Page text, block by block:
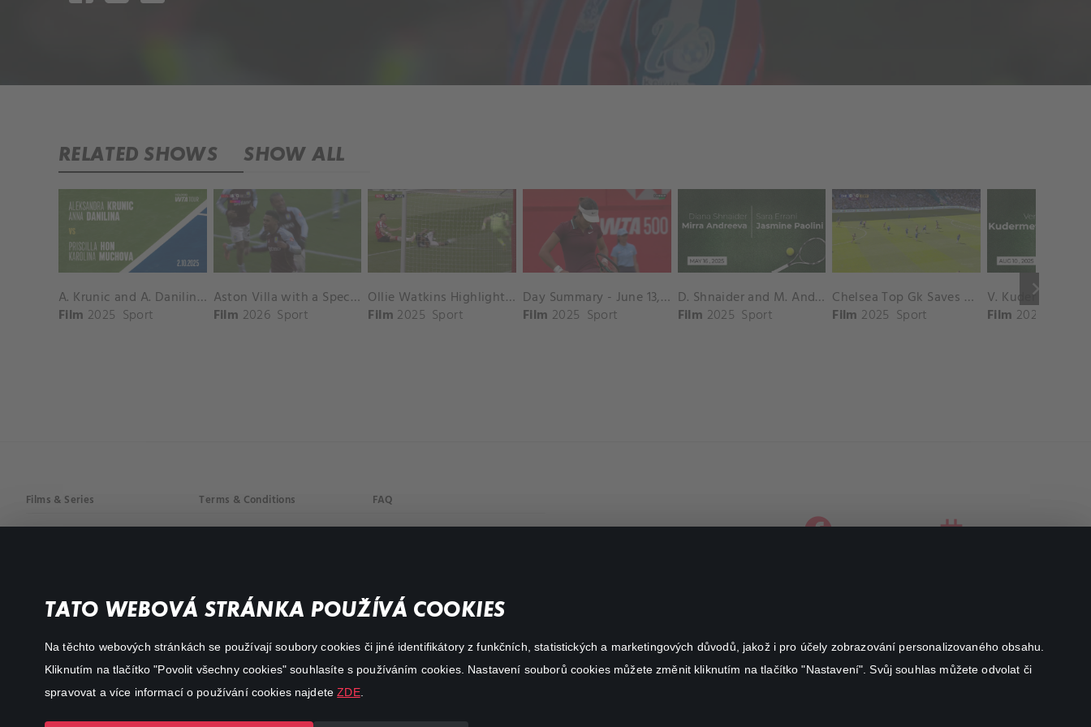
TATO WEBOVÁ STRÁNKA POUŽÍVÁ COOKIES
Na těchto webových stránkách se používají soubory cookies či jiné identifikátory z funkčních, statistických a marketingových důvodů, jakož i pro účely zobrazování personalizovaného obsahu.
Kliknutím na tlačítko "Povolit všechny cookies" souhlasíte s používáním cookies. Nastavení souborů cookies můžete změnit kliknutím na tlačítko "Nastavení". Svůj souhlas můžete odvolat či
spravovat a více informací o používání cookies najdeteZDE.
RELATED SHOWS SHOW ALL
keyboard_arrow_right
A. Krunic and A. Danilina vs. P. Hon and K. Muchova Match Highlights - BEIJING_Capital Group Diamond ( October 02, 2025)
Film 2025 Sport
Aston Villa with a Spectacular Goal vs. Nottingham Forest
Film 2026 Sport
Ollie Watkins Highlights vs. Southampton
Film 2025 Sport
Day Summary - June 13, 2025
Film 2025 Sport
D. Shnaider and M. Andreeva vs. S. Errani and J. Paolini Match Highlights - ROME_Campo Centrale ( May 16, 2025)
Film 2025 Sport
Chelsea Top Gk Saves vs. Crystal Palace
Film 2025 Sport Film 2025
Films & Series
Action
Terms & Conditions FAQ
facebookinstagram
Canal+ Luxembourg S. à r.l. se sídlem Rue Albert Borschette 4,